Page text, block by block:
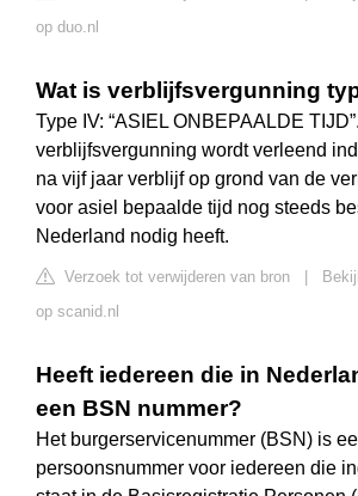
op duo.nl
Wat is verblijfsvergunning
Type IV: “ASIEL ONBEPAALDE
verblijfsvergunning wordt verleend
na vijf jaar verblijf op grond van de
voor asiel bepaalde tijd nog steeds
Nederland nodig heeft.
Verzoek tot verwijderen van bron
op scanid.nl
Heeft iedereen die in
een BSN nummer?
Het burgerservicenummer (BSN) is
persoonsnummer voor iedereen die